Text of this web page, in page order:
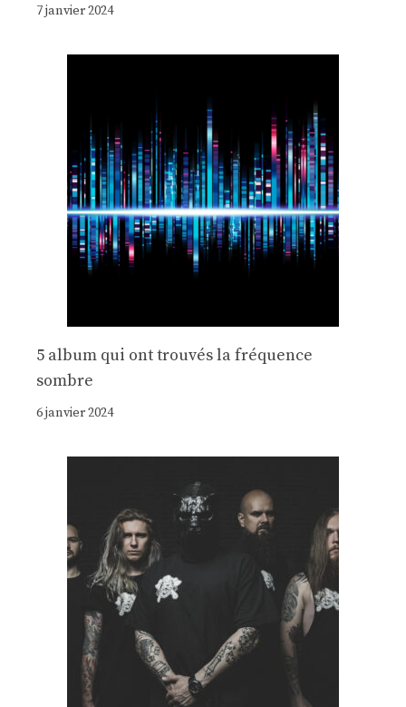
7 janvier 2024
5 album qui ont trouvés la fréquence
sombre
6 janvier 2024